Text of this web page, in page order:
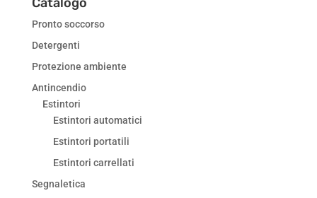
Pronto soccorso
Detergenti
Protezione ambiente
Antincendio
Estintori
Estintori automatici
Estintori portatili
Estintori carrellati
Segnaletica